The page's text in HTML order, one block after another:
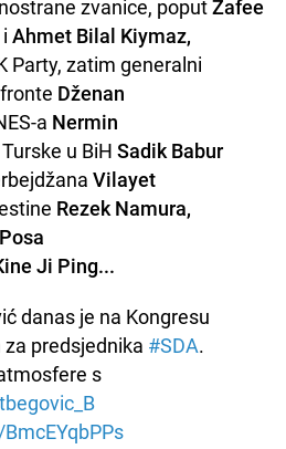
zvanice, poputZafee
i Ahmet Bilal Kiymaz,
Party, zatim generalni
Dženan
a Nermin
u BiH Sadik Babur
Vilayet
Rezek Namura,
Posa
Ji Ping...
danas je na Kongresu
predsjednika #SDA.
s